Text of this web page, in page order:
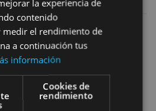
IrriSarri Land-Parque de
la experiencia de
contenido
medir el rendimiento de
a continuación tus
información
Cookies de
rendimiento